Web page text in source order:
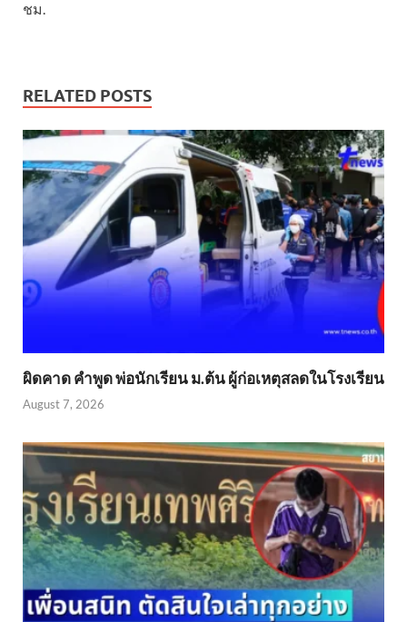
ชม.
RELATED POSTS
ผิดคาด คำพูด พ่อนักเรียน ม.ต้น ผู้ก่อเหตุสลดในโรงเรียน
August 7, 2026